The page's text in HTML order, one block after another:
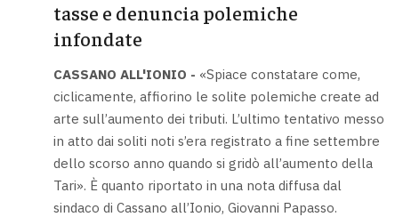
tasse e denuncia polemiche
infondate
CASSANO ALL'IONIO - «Spiace constatare come,
ciclicamente, affiorino le solite polemiche create ad
arte sull’aumento dei tributi. L’ultimo tentativo messo
in atto dai soliti noti s’era registrato a fine settembre
dello scorso anno quando si gridò all’aumento della
Tari». È quanto riportato in una nota diffusa dal
sindaco di Cassano all’Ionio, Giovanni Papasso.